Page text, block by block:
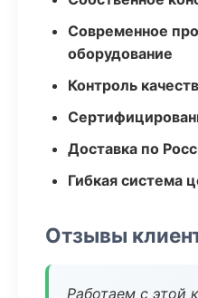
Современное
оборудование
Контроль
Доставка по
Гибкая система
Отзывы
Работаем с этой